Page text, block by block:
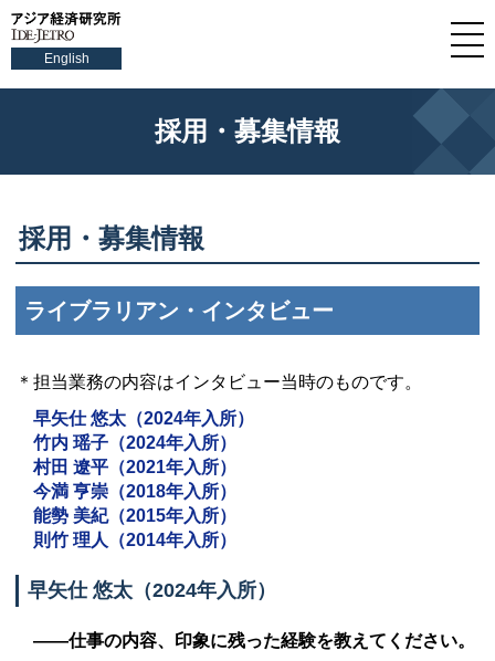
English
採用・募集情報
採用・募集情報
ライブラリアン・インタビュー
＊担当業務の内容はインタビュー当時のものです。
早矢仕 悠太（2024年入所）
竹内 瑶子（2024年入所）
村田 遼平（2021年入所）
今満 亨崇（2018年入所）
能勢 美紀（2015年入所）
則竹 理人（2014年入所）
早矢仕 悠太（2024年入所）
――仕事の内容、印象に残った経験を教えてください。